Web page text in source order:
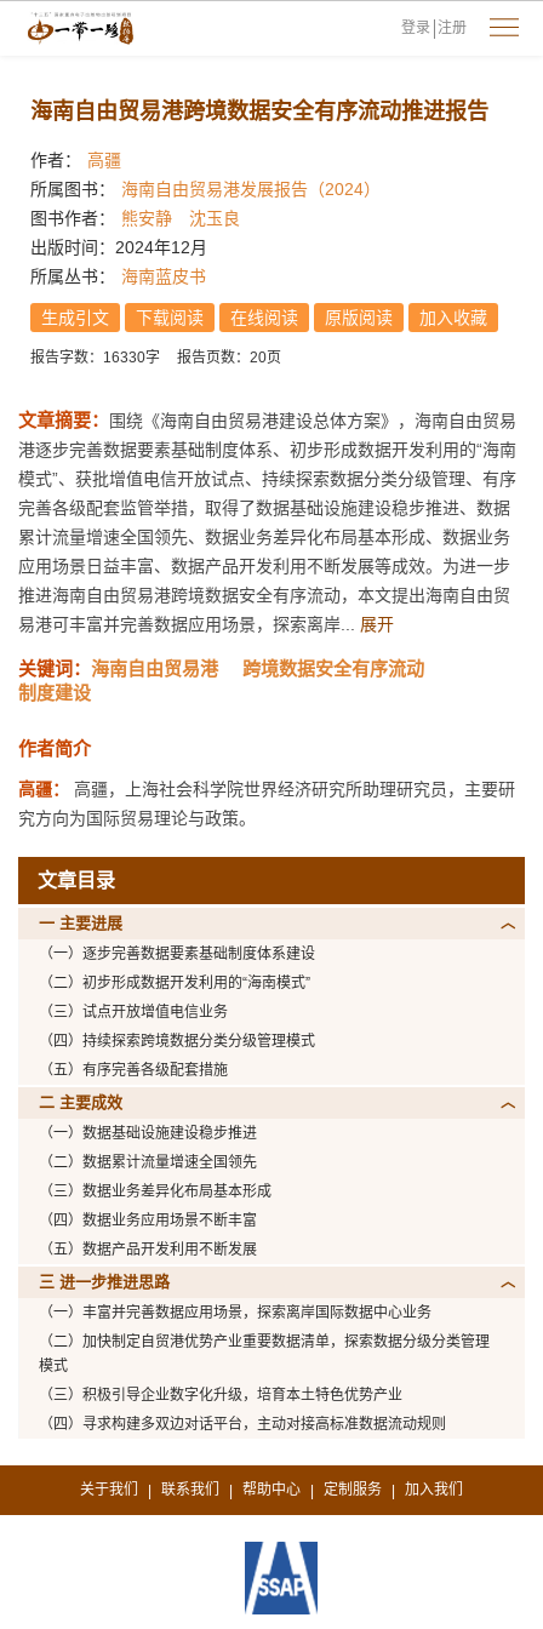
登录 注册
海南自由贸易港跨境数据安全有序流动推进报告
作者：
高疆
所属图书：
海南自由贸易港发展报告（2024）
图书作者：
熊安静
沈玉良
出版时间：2024年12月
所属丛书：
海南蓝皮书
生成引文 下载阅读 在线阅读 原版阅读 加入收藏
报告字数：16330字 报告页数：20页
文章摘要：
围绕《海南自由贸易港建设总体方案》，海南自由贸易
港逐步完善数据要素基础制度体系、初步形成数据开发利用的“海南
模式”、获批增值电信开放试点、持续探索数据分类分级管理、有序
完善各级配套监管举措，取得了数据基础设施建设稳步推进、数据
累计流量增速全国领先、数据业务差异化布局基本形成、数据业务
应用场景日益丰富、数据产品开发利用不断发展等成效。为进一步
推进海南自由贸易港跨境数据安全有序流动，本文提出海南自由贸
易港可丰富并完善数据应用场景，探索离岸... 展开
关键词： 海南自由贸易港
跨境数据安全有序流动
制度建设
作者简介
高疆：
高疆，上海社会科学院世界经济研究所助理研究员，主要研
究方向为国际贸易理论与政策。
文章目录
一 主要进展
（一）逐步完善数据要素基础制度体系建设
（二）初步形成数据开发利用的“海南模式”
（三）试点开放增值电信业务
（四）持续探索跨境数据分类分级管理模式
（五）有序完善各级配套措施
二 主要成效
（一）数据基础设施建设稳步推进
（二）数据累计流量增速全国领先
（三）数据业务差异化布局基本形成
（四）数据业务应用场景不断丰富
（五）数据产品开发利用不断发展
三 进一步推进思路
（一）丰富并完善数据应用场景，探索离岸国际数据中心业务
（二）加快制定自贸港优势产业重要数据清单，探索数据分级分类管理
模式
（三）积极引导企业数字化升级，培育本土特色优势产业
（四）寻求构建多双边对话平台，主动对接高标准数据流动规则
关于我们 | 联系我们 | 帮助中心 | 定制服务 | 加入我们